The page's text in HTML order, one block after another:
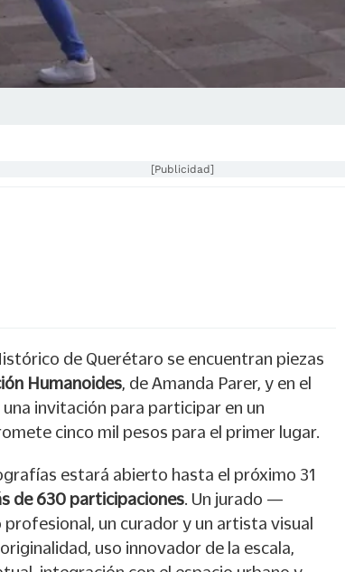
[Publicidad]
de Querétaro se encuentran piezas
Humanoides, de Amanda Parer, y en el
invitación para participar en un
cinco mil pesos para el primer lugar.
estará abierto hasta el próximo 31
de 630 participaciones. Un jurado —
un curador y un artista visual
uso innovador de la escala,